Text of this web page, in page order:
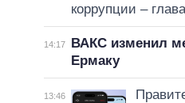
коррупции –
14:17
ВАКС изменил
Ермаку
13:46